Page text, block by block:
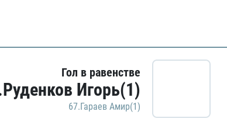
Гол в равенстве
Игорь(1)
67.Гараев Амир(1)